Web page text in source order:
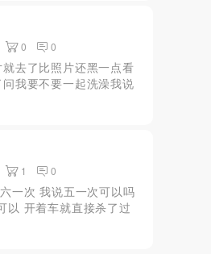
0 0
去了比照片还黑一点看
我要不要一起洗澡我说
服含住我的弟弟爽但
口完之后脱衣服用胸夹
1 0
一次 我说五一次可以吗
以 开着车就直接杀了过
先让洗澡 手就不停的
直接就裹着上了 换了